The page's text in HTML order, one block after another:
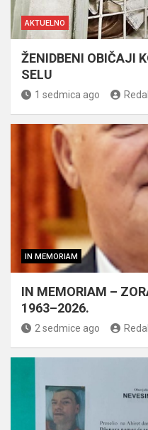
AKTUELNO
ŽENIDBENI OBIČAJI
SELU
1 sedmica ago
IN MEMORIAM
IN MEMORIAM –
1963–2026.
2 sedmice ago